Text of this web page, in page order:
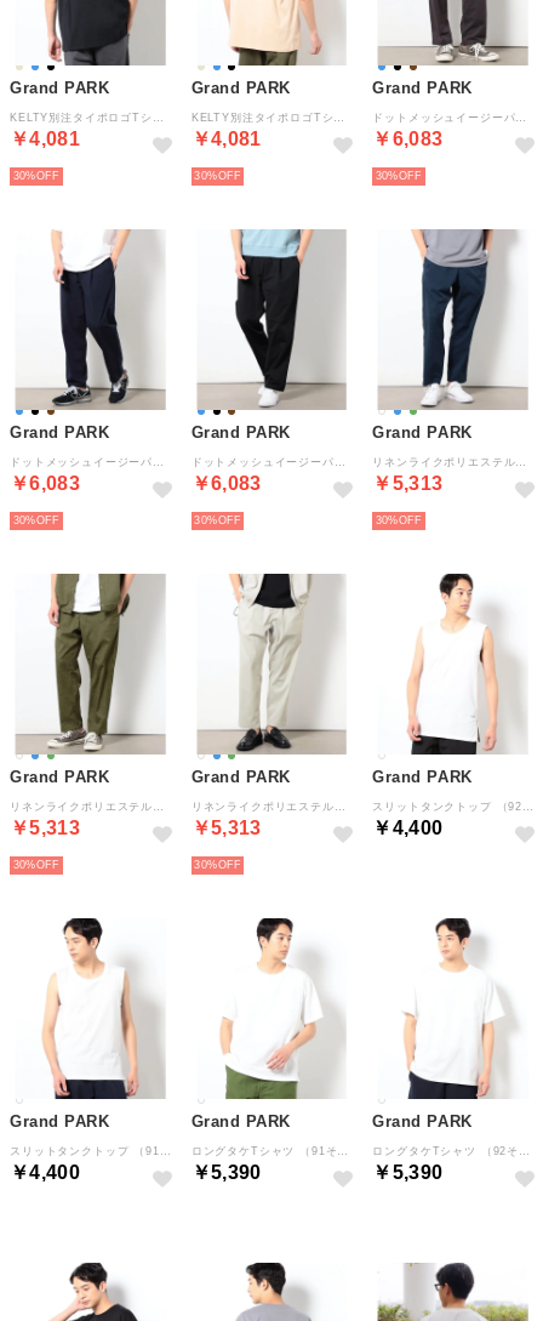
Grand PARK
￥4,081
30%
Grand PARK
￥4,081
30%
Grand PARK
￥6,083
30%
Grand PARK
￥6,083
30%
Grand PARK
￥6,083
30%
Grand PARK
￥5,313
30%
Grand PARK
￥5,313
30%
Grand PARK
￥5,313
30%
Grand PARK
￥4,400
Grand PARK
￥4,400
Grand PARK
￥5,390
Grand PARK
￥5,390